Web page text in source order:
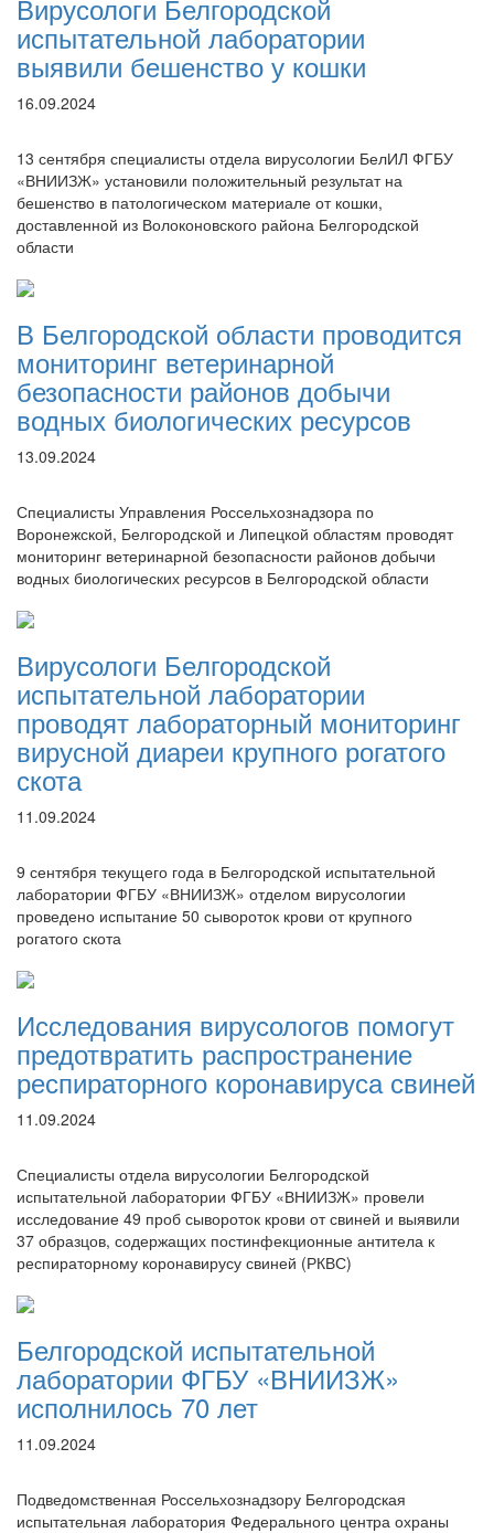
Вирусологи Белгородской
испытательной лаборатории
выявили бешенство у кошки
16.09.2024
13 сентября специалисты отдела вирусологии БелИЛ ФГБУ
«ВНИИЗЖ» установили положительный результат на
бешенство в патологическом материале от кошки,
доставленной из Волоконовского района Белгородской
области
В Белгородской области проводится
мониторинг ветеринарной
безопасности районов добычи
водных биологических ресурсов
13.09.2024
Специалисты Управления Россельхознадзора по
Воронежской, Белгородской и Липецкой областям проводят
мониторинг ветеринарной безопасности районов добычи
водных биологических ресурсов в Белгородской области
Вирусологи Белгородской
испытательной лаборатории
проводят лабораторный мониторинг
вирусной диареи крупного рогатого
скота
11.09.2024
9 сентября текущего года в Белгородской испытательной
лаборатории ФГБУ «ВНИИЗЖ» отделом вирусологии
проведено испытание 50 сывороток крови от крупного
рогатого скота
Исследования вирусологов помогут
предотвратить распространение
респираторного коронавируса свиней
11.09.2024
Специалисты отдела вирусологии Белгородской
испытательной лаборатории ФГБУ «ВНИИЗЖ» провели
исследование 49 проб сывороток крови от свиней и выявили
37 образцов, содержащих постинфекционные антитела к
респираторному коронавирусу свиней (РКВС)
Белгородской испытательной
лаборатории ФГБУ «ВНИИЗЖ»
исполнилось 70 лет
11.09.2024
Подведомственная Россельхознадзору Белгородская
испытательная лаборатория Федерального центра охраны